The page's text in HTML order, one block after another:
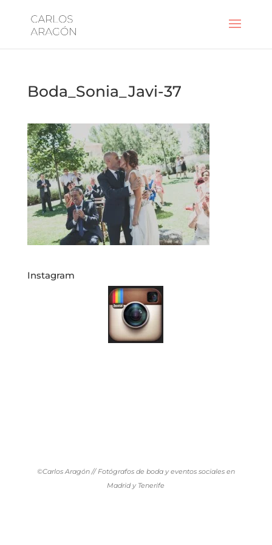
Boda_Sonia_Javi-37
Instagram
©Carlos Aragón // Fotógrafos de boda y eventos sociales en
Madrid y Tenerife